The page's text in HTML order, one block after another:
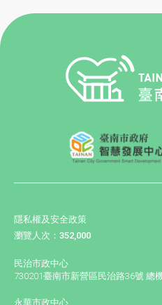
隱私權及安全政策
瀏覽人次：352,000
民治市政中心
730201臺南市新營區民治路36號 總
永華市政中心